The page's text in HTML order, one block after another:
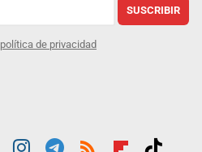
SUSCRIBIR
política de privacidad